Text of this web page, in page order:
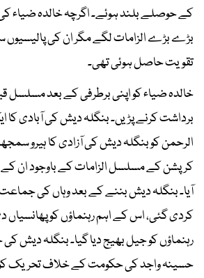
کے حوصلے بلند ہوئے۔ اگرچہ خالدہ ضیاء
بڑے بڑے الزامات لگے مگر ان کی
تقویت حاصل ہوئی تھی۔
خالدہ ضیاء کو اپنی برطرفی کے بعد مسلسل
برداشت کرنے پڑیں۔ بنگلہ دیش کی آبادی
الرحمن کو بنگلہ دیش کی آزادی کا ہیرو
کرپشن کے مسلسل الزامات کے باوجود ان کے
آیا۔ بنگلہ دیش بننے کے بعد وہاں کی جماعت
کردی گئی، اس کے اہم رہنماؤں کو پھانسیاں
رہنماؤں کو جیل بھیج دیا گیا۔ بنگلہ دیش
حسینہ واجد کی حکومت کے خلاف تحریک